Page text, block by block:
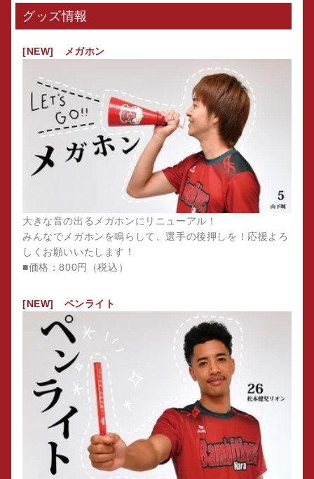
グッズ情報
[NEW] メガホン
大きな音の出るメガホンにリニューアル！
みんなでメガホンを鳴らして、選手の後押しを！応援よろ
しくお願いいたします！
■価格：800円（税込）
[NEW] ペンライト